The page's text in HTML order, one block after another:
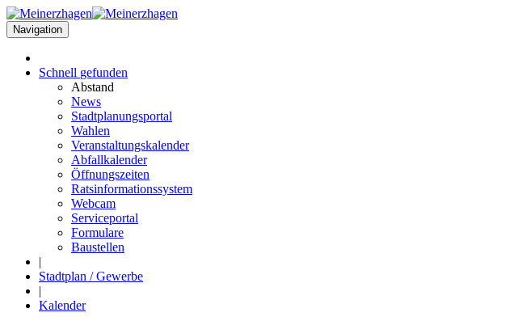
Navigation
Schnell gefunden
Abstand
News
Stadtplanungsportal
Wahlen
Veranstaltungskalender
Abfallkalender
Öffnungszeiten
Ratsinformationssystem
Webcam
Serviceportal
Formulare
Baustellen
|
Stadtplan / Gewerbe
|
Kalender